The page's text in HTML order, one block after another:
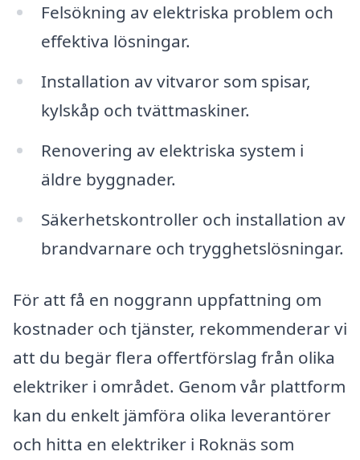
Felsökning av elektriska problem och
effektiva lösningar.
Installation av vitvaror som spisar,
kylskåp och tvättmaskiner.
Renovering av elektriska system i
äldre byggnader.
Säkerhetskontroller och installation av
brandvarnare och trygghetslösningar.
För att få en noggrann uppfattning om
kostnader och tjänster, rekommenderar vi
att du begär flera offertförslag från olika
elektriker i området. Genom vår plattform
kan du enkelt jämföra olika leverantörer
och hitta en elektriker i Roknäs som